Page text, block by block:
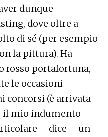
dunque
dove oltre a
di sé (per esempio
la pittura). Ha
rosso portafortuna,
le occasioni
concorsi (è arrivata
il mio indumento
– dice – un